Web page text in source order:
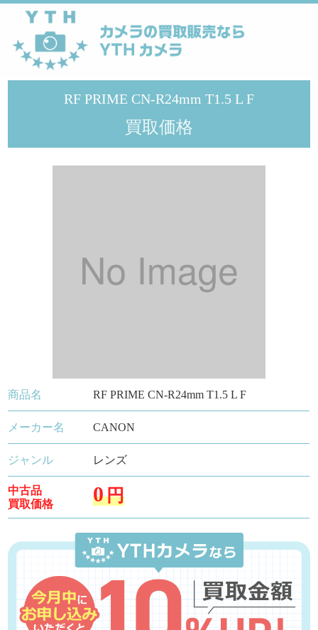
YTHカメラ >
RF PRIME CN-R24mm T1.5 L F
買取価格
商品名 RF PRIME CN-R24mm T1.5 L F
メーカー名 CANON
ジャンル レンズ
中古品
買取価格
0円